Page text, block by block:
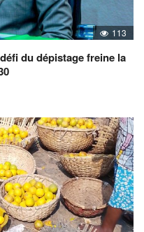
113
du dépistage freine la